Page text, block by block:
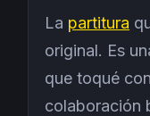
La partitura
original. Es
que toqué
colaboración